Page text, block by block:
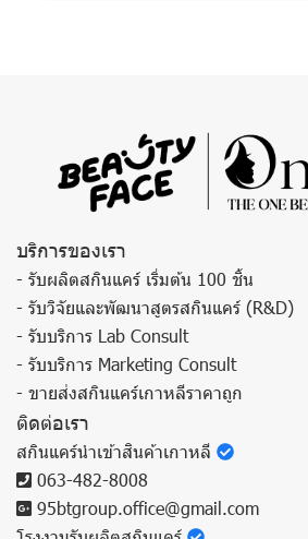
บริการของเรา
- รับผลิตสกินแคร์ เริ่มต้น 100 ชิ้น
- รับวิจัยและพัฒนาสูตรสกินแคร์ (R&D)
- รับบริการ Lab Consult
- รับบริการ Marketing Consult
- ขายส่งสกินแคร์เกาหลีราคาถูก
ติดต่อเรา
สกินแคร์นำเข้าสินค้าเกาหลี
063-482-8008
95btgroup.office@gmail.com